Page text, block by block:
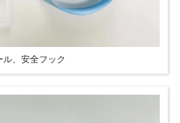
ル、安全フック